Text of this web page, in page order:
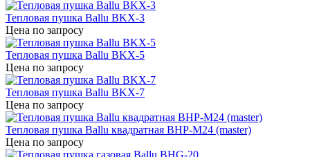
Тепловая пушка Ballu BKX-3
Цена по запросу
Тепловая пушка Ballu BKX-5
Цена по запросу
Тепловая пушка Ballu BKX-7
Цена по запросу
Тепловая пушка Ballu квадратная BHP-M24 (master)
Цена по запросу